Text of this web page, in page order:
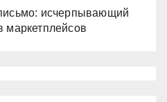
исчерпывающий
маркетплейсов